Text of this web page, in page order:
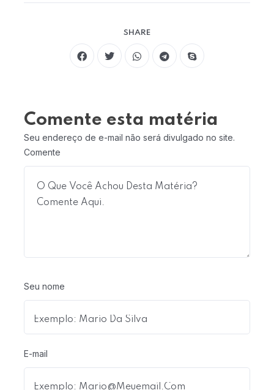
SHARE
Comente esta matéria
Seu endereço de e-mail não será divulgado no site.
Comente
Seu nome
E-mail